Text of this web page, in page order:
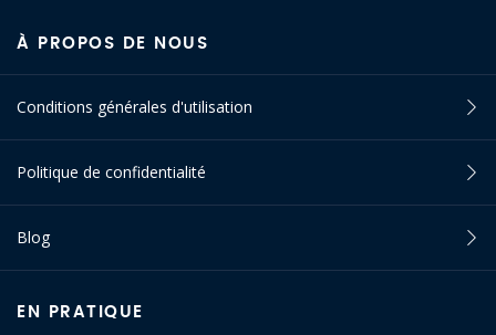
À PROPOS DE NOUS
Conditions générales d'utilisation
Politique de confidentialité
Blog
EN PRATIQUE